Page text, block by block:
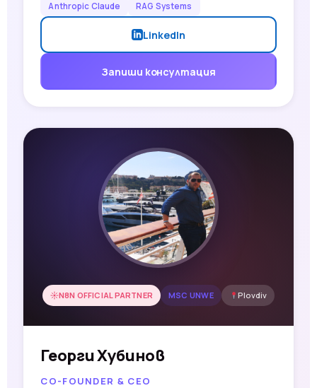
Anthropic Claude
RAG Systems
LinkedIn
Запиши консултация
N8N OFFICIAL PARTNER MSC UNWE Plovdiv
Георги Хубинов
CO-FOUNDER & CEO